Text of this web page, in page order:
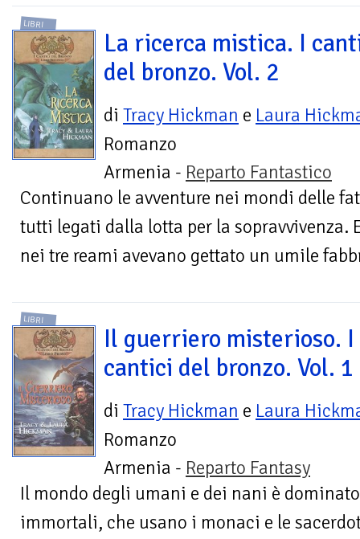
LIBRI
La ricerca mistica. I
del bronzo. Vol. 2
di Tracy Hickman e Laura
Romanzo
Armenia - Reparto Fantastico
Continuano le avventure nei mondi delle
tutti legati dalla lotta per la sopravvivenza.
nei tre reami avevano gettato un umile
LIBRI
Il guerriero misterioso. I
cantici del bronzo. Vol. 1
di Tracy Hickman e Laura
Romanzo
Armenia - Reparto Fantasy
Il mondo degli umani e dei nani è
immortali, che usano i monaci e le